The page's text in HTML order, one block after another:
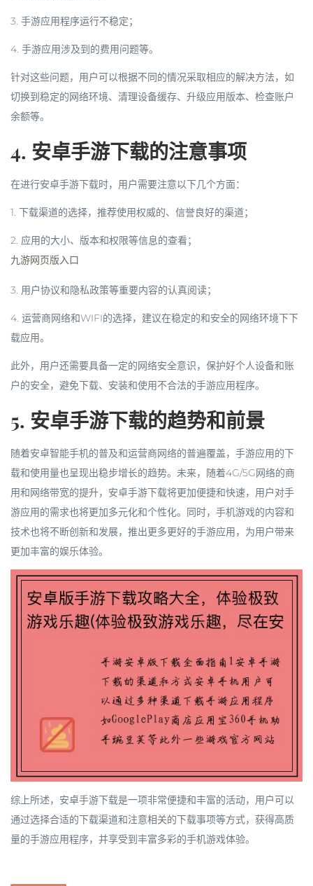
3. 手游应用程序运行不稳定；
4. 手游应用涉及到的费用问题等。
针对这些问题，用户可以根据不同的情况采取相应的解决方法，如
切换到稳定的网络环境、清理设备缓存、升级应用版本、检查账户
余额等。
4. 安卓手游下载的注意事项
在进行安卓手游下载时，用户需要注意以下几个方面：
1. 下载渠道的选择，推荐使用权威的、信誉良好的渠道；
2. 应用的大小、版本和权限等信息的查看；
九游网页版入口
3. 用户协议和隐私政策等重要内容的认真阅读；
4. 运营商网络和WIFI的选择，建议在稳定的和安全的网络环境下下
载应用。
此外，用户还需要具备一定的网络安全意识，保护好个人设备和账
户的安全，避免下载、安装和使用不合法的手游应用程序。
5. 安卓手游下载的趋势和前景
随着安卓智能手机的普及和运营商网络的普遍覆盖，手游应用的下
载和使用量也呈现出稳步增长的趋势。未来，随着4G/5G网络的商
用和网络带宽的提升，安卓手游下载将更加便捷和快速，用户对手
游应用的需求也将更加多元化和个性化。同时，手机游戏的内容和
技术也将不断创新和发展，推出更多更好的手游应用，为用户带来
更加丰富的娱乐体验。
综上所述，安卓手游下载是一项非常便捷和丰富的活动，用户可以
通过选择合适的下载渠道和注意相关的下载事项等方式，获得高质
量的手游应用程序，并享受到丰富多彩的手机游戏体验。